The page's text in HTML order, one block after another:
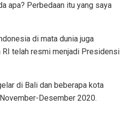
apa? Perbedaan itu yang saya
di mata dunia juga
RI telah resmi menjadi Presidensi
di Bali dan beberapa kota
Desember 2020.